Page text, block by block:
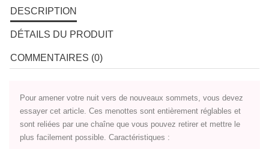
DESCRIPTION
DÉTAILS DU PRODUIT
COMMENTAIRES (0)
Pour amener votre nuit vers de nouveaux sommets, vous devez
essayer cet article. Ces menottes sont entièrement réglables et
sont reliées par une chaîne que vous pouvez retirer et mettre le
plus facilement possible. Caractéristiques :